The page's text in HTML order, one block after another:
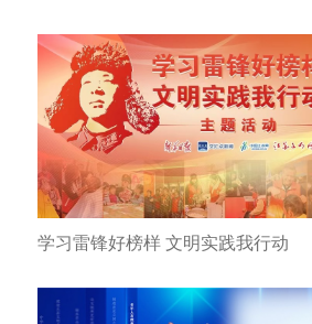
学习雷锋好榜样 文明实践我行动